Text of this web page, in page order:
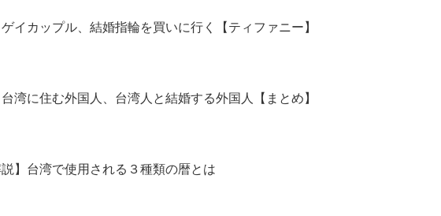
ゲイカップル、結婚指輪を買いに行く【ティファニー】
台湾に住む外国人、台湾人と結婚する外国人【まとめ】
説】台湾で使用される３種類の暦とは